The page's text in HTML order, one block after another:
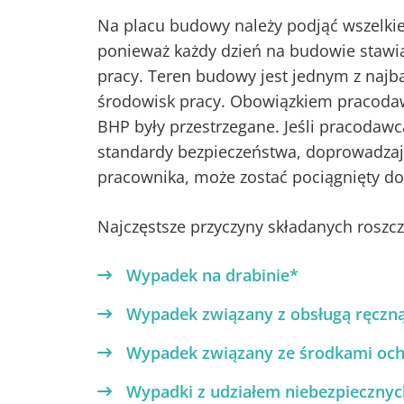
Na placu budowy należy podjąć
ponieważ każdy dzień na budowie
pracy. Teren budowy jest jednym z
środowisk pracy. Obowiązkiem
BHP były przestrzegane. Jeśli
standardy bezpieczeństwa,
pracownika, może zostać pociągnięty
Najczęstsze przyczyny składanych
Wypadek na drabinie*
Wypadek związany z obsługą
Wypadek związany ze środkami
Wypadki z udziałem